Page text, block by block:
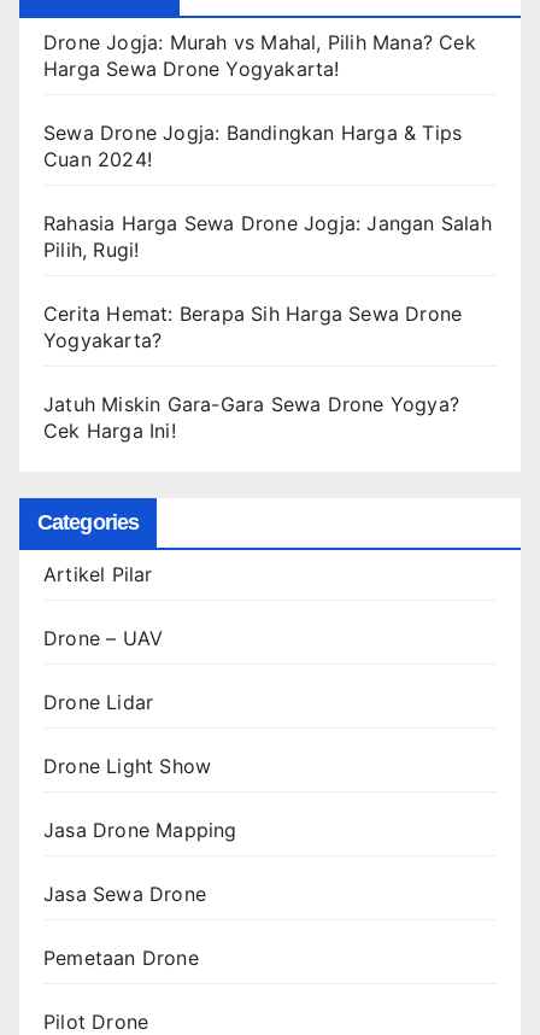
Drone Jogja: Murah vs Mahal, Pilih Mana? Cek
Harga Sewa Drone Yogyakarta!
Sewa Drone Jogja: Bandingkan Harga & Tips
Cuan 2024!
Rahasia Harga Sewa Drone Jogja: Jangan Salah
Pilih, Rugi!
Cerita Hemat: Berapa Sih Harga Sewa Drone
Yogyakarta?
Jatuh Miskin Gara-Gara Sewa Drone Yogya?
Cek Harga Ini!
Categories
Artikel Pilar
Drone – UAV
Drone Lidar
Drone Light Show
Jasa Drone Mapping
Jasa Sewa Drone
Pemetaan Drone
Pilot Drone